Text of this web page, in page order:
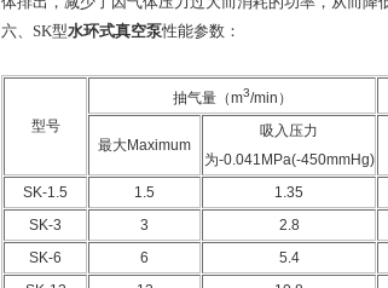
六、SK型水环式真空泵性能参数：
型号
抽气量（m3/min ）
最大Maximum
吸入压力
为-0.041MPa(-450mmHg)
SK-1.5 1.5 1.35
SK-3
3 2.8
SK-6
6 5.4